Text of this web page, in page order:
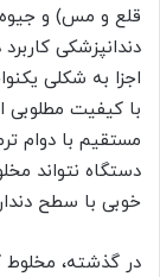
قلع و مس) و جیوه
دندانپزشکی
اجزا به شکلی
با کیفیت مطلوبی
مستقیم با دوام
دستگاه نتواند
خوبی با سطح
در گذشته،